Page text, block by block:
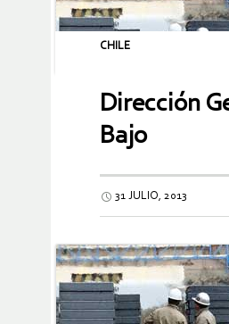
CHILE
Dirección
Bajo
31 JULIO, 2013